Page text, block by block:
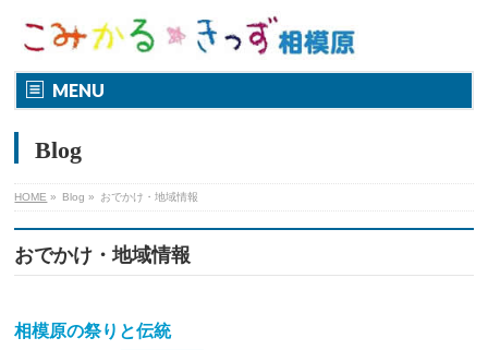
MENU
Blog
HOME » Blog » おでかけ・地域情報
おでかけ・地域情報
相模原の祭りと伝統